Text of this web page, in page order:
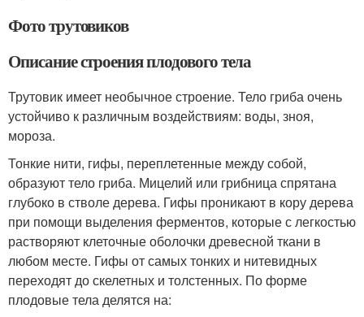
Фото трутовиков
Описание строения плодового тела
Трутовик имеет необычное строение. Тело гриба очень
устойчиво к различным воздействиям: воды, зноя,
мороза.
Тонкие нити, гифы, переплетенные между собой,
образуют тело гриба. Мицелий или грибница спрятана
глубоко в стволе дерева. Гифы проникают в кору дерева
при помощи выделения ферментов, которые с легкостью
растворяют клеточные оболочки древесной ткани в
любом месте. Гифы от самых тонких и нитевидных
переходят до скелетных и толстенных. По форме
плодовые тела делятся на: